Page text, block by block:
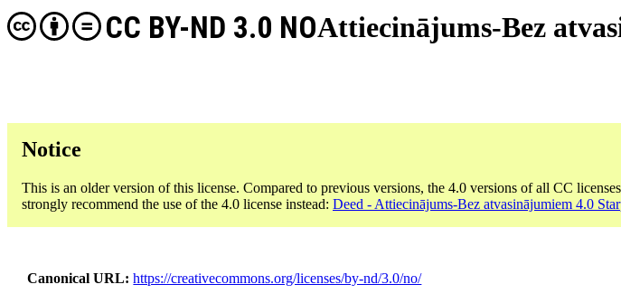
Attiecinājums-Bez
CC BY-ND 3.0 NO
Notice
This is an older version of this license. Compared to previous versions, the 4.0 versions of all CC
strongly recommend the use of the 4.0 license instead: Deed - Attiecinājums-Bez atvasinājumiem 4.0
Canonical URL https://creativecommons.org/licenses/by-nd/3.0/no/